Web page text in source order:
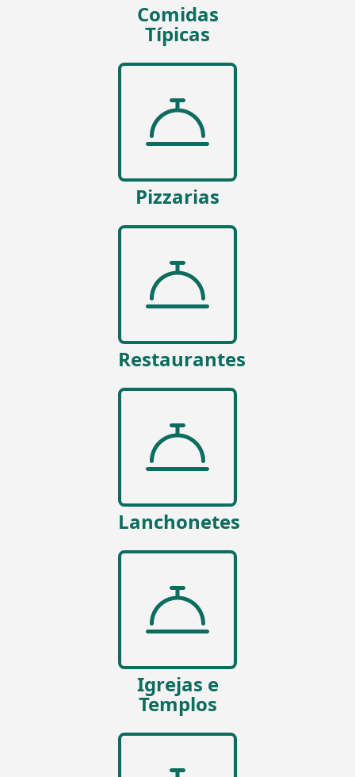
Comidas
Típicas
Pizzarias
Restaurantes
Lanchonetes
Igrejas e
Templos